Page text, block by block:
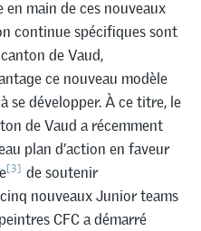
main de ces nouveaux
continue spécifiques sont
de Vaud,
ce nouveau modèle
se développer. À ce titre, le
de Vaud a récemment
plan d’action en faveur
[3] de soutenir
nouveaux Junior teams
CFC a démarré